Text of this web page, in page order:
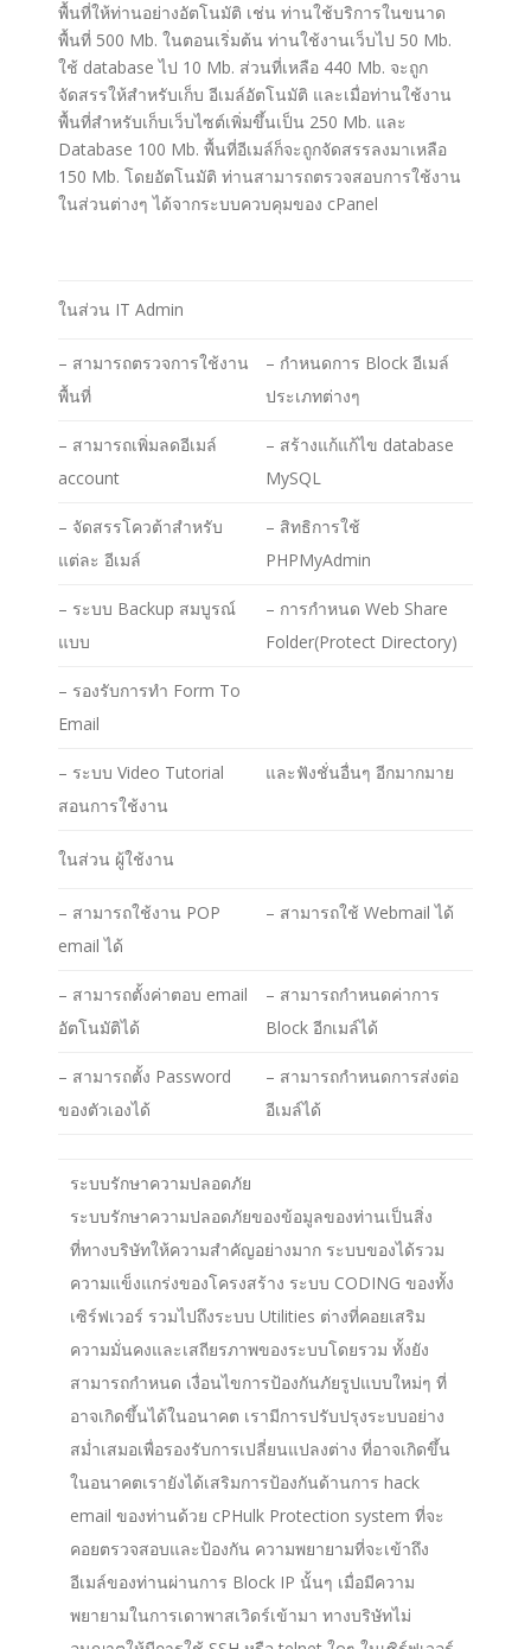
พื้นที่ให้ท่านอย่างอัตโนมัติ เช่น ท่านใช้บริการในขนาด
พื้นที่ 500 Mb. ในตอนเริ่มต้น ท่านใช้งานเว็บไป 50 Mb.
ใช้ database ไป 10 Mb. ส่วนที่เหลือ 440 Mb. จะถูก
จัดสรรให้สำหรับเก็บ อีเมล์อัตโนมัติ และเมื่อท่านใช้งาน
พื้นที่สำหรับเก็บเว็บไซต์เพิ่มขึ้นเป็น 250 Mb. และ
Database 100 Mb. พื้นที่อีเมล์ก็จะถูกจัดสรรลงมาเหลือ
150 Mb. โดยอัตโนมัติ ท่านสามารถตรวจสอบการใช้งาน
ในส่วนต่างๆ ได้จากระบบควบคุมของ cPanel
ในส่วน IT Admin
– สามารถตรวจการใช้งาน
พื้นที่
– กำหนดการ Block อีเมล์
ประเภทต่างๆ
– สามารถเพิ่มลดอีเมล์
account
– สร้างแก้แก้ไข database
MySQL
– จัดสรรโควต้าสำหรับ
แต่ละ อีเมล์
– สิทธิการใช้
PHPMyAdmin
– ระบบ Backup สมบูรณ์
แบบ
– การกำหนด Web Share
Folder(Protect Directory)
– รองรับการทำ Form To
Email
– ระบบ Video Tutorial
สอนการใช้งาน
และฟังชั่นอื่นๆ อีกมากมาย
ในส่วน ผู้ใช้งาน
– สามารถใช้งาน POP
email ได้
– สามารถใช้ Webmail ได้
– สามารถตั้งค่าตอบ email
อัตโนมัติได้
– สามารถกำหนดค่าการ
Block อีกเมล์ได้
– สามารถตั้ง Password
ของตัวเองได้
– สามารถกำหนดการส่งต่อ
อีเมล์ได้
ระบบรักษาความปลอดภัย
ระบบรักษาความปลอดภัยของข้อมูลของท่านเป็นสิ่ง
ที่ทางบริษัทให้ความสำคัญอย่างมาก ระบบของได้รวม
ความแข็งแกร่งของโครงสร้าง ระบบ CODING ของทั้ง
เซิร์ฟเวอร์ รวมไปถึงระบบ Utilities ต่างที่คอยเสริม
ความมั่นคงและเสถียรภาพของระบบโดยรวม ทั้งยัง
สามารถกำหนด เงื่อนไขการป้องกันภัยรูปแบบใหม่ๆ ที่
อาจเกิดขึ้นได้ในอนาคต เรามีการปรับปรุงระบบอย่าง
สม่ำเสมอเพื่อรองรับการเปลี่ยนแปลงต่าง ที่อาจเกิดขึ้น
ในอนาคตเรายังได้เสริมการป้องกันด้านการ hack
email ของท่านด้วย cPHulk Protection system ที่จะ
คอยตรวจสอบและป้องกัน ความพยายามที่จะเข้าถึง
อีเมล์ของท่านผ่านการ Block IP นั้นๆ เมื่อมีความ
พยายามในการเดาพาสเวิดร์เข้ามา ทางบริษัทไม่